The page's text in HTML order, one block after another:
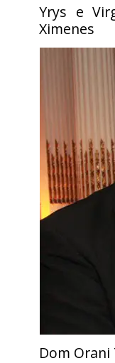
Yrys e
Ximenes
Dom